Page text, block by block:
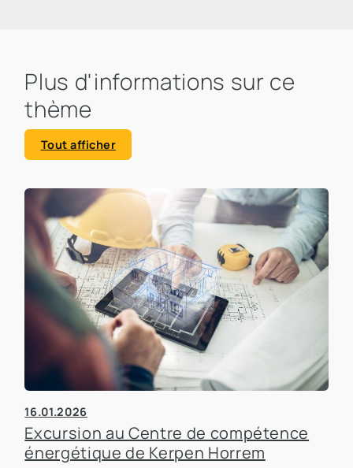
Plus d'informations sur ce
thème
Tout afficher
16.01.2026
Excursion au Centre de compétence
énergétique de Kerpen Horrem